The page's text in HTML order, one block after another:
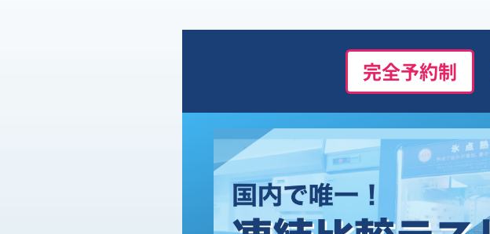
完全予約制